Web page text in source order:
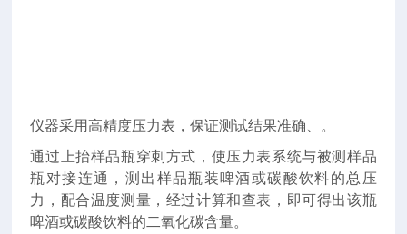
仪器采用高精度压力表，保证测试结果准确、。
通过上抬样品瓶穿刺方式，使压力表系统与被测样品
瓶对接连通，测出样品瓶装啤酒或碳酸饮料的总压
力，配合温度测量，经过计算和查表，即可得出该瓶
啤酒或碳酸饮料的二氧化碳含量。